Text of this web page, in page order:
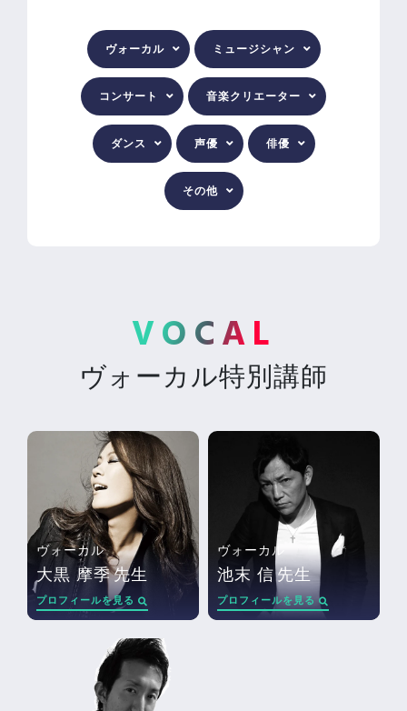
ヴォーカル ミュージシャン
コンサート 音楽クリエーター
ダンス 声優 俳優
その他
VOCAL
ヴォーカル特別講師
ヴォーカル
大黒 摩季先生
プロフィールを見る
ヴォーカル
池末 信先生
プロフィールを見る